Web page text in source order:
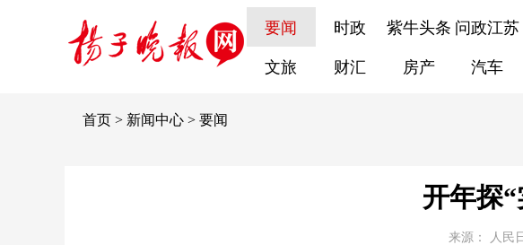
要闻 时政 紫牛头条 问政江苏
文旅 财汇 房产 汽车
首页 > 新闻中心 > 要闻
开年探“
来源：
人民